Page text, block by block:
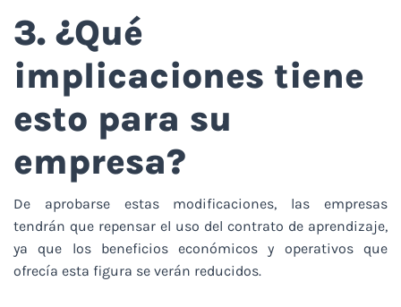
3. ¿Qué
implicaciones tiene
esto para su
empresa?
De aprobarse estas modificaciones, las empresas
tendrán que repensar el uso del contrato de aprendizaje,
ya que los beneficios económicos y operativos que
ofrecía esta figura se verán reducidos.